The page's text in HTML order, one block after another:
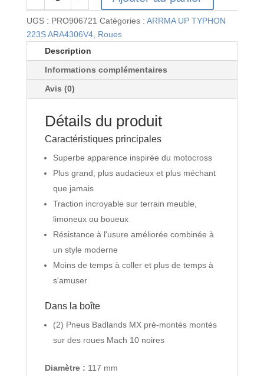
était :
49,99€.
est :
39,99€.
quantité
de
PRO906721
-
Buggy
Badlands
MX
Mach
UGS : PRO906721 Catégories : ARRMA UP TYPHON
223S ARA4306V4, Roues
Description
Informations complémentaires
Avis (0)
Détails du produit
Caractéristiques principales
Superbe apparence inspirée du motocross
Plus grand, plus audacieux et plus méchant
que jamais
Traction incroyable sur terrain meuble,
limoneux ou boueux
Résistance à l'usure améliorée combinée à
un style moderne
Moins de temps à coller et plus de temps à
s'amuser
Dans la boîte
(2) Pneus Badlands MX pré-montés montés
sur des roues Mach 10 noires
Diamètre : 117 mm